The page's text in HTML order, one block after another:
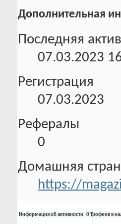
Дополнительная
Последняя
07.03.2023
Регистрация
07.03.2023
Рефералы
0
Домашняя
https://
Информация об активности 0 Трофеев в